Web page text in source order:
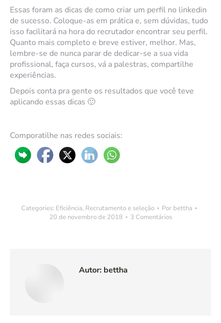
Essas foram as dicas de como criar um perfil no linkedin
de sucesso. Coloque-as em prática e, sem dúvidas, tudo
isso facilitará na hora do recrutador encontrar seu perfil.
Quanto mais completo e breve estiver, melhor. Mas,
lembre-se de nunca parar de dedicar-se a sua vida
profissional, faça cursos, vá a palestras, compartilhe
experiências.
Depois conta pra gente os resultados que você teve
aplicando essas dicas 🙂
Comporatilhe nas redes sociais:
Categories: Eficiência, Recrutamento e seleção Por bettha
20 de novembro de 2018
3 Comentários
Autor: bettha